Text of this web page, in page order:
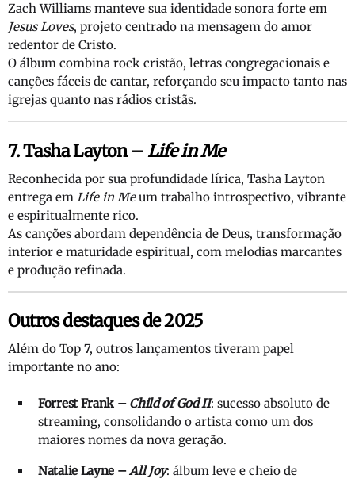
Zach Williams manteve sua identidade sonora forte em
Jesus Loves, projeto centrado na mensagem do amor
redentor de Cristo.
O álbum combina rock cristão, letras congregacionais e
canções fáceis de cantar, reforçando seu impacto tanto nas
igrejas quanto nas rádios cristãs.
7. Tasha Layton –Life in Me
Reconhecida por sua profundidade lírica, Tasha Layton
entrega em Life in Meum trabalho introspectivo, vibrante
e espiritualmente rico.
As canções abordam dependência de Deus, transformação
interior e maturidade espiritual, com melodias marcantes
e produção refinada.
Outros destaques de 2025
Além do Top 7, outros lançamentos tiveram papel
importante no ano:
Forrest Frank – Child of God II: sucesso absoluto de
streaming, consolidando o artista como um dos
maiores nomes da nova geração.
Natalie Layne –All Joy: álbum leve e cheio de